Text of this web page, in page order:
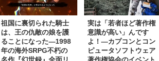
祖国に裏切られた騎士
は、王の仇敵の娘を護
ることになった―1998
年の海外SRPG不朽の
実は「若者ほど著作権
意識が高い」んです
よ！―カプコンとコン
ピュータソフトウェア